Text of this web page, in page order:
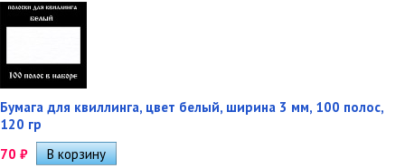
Бумага для квиллинга, цвет белый, ширина 3 мм, 100 полос,
120 гр
70 ₽